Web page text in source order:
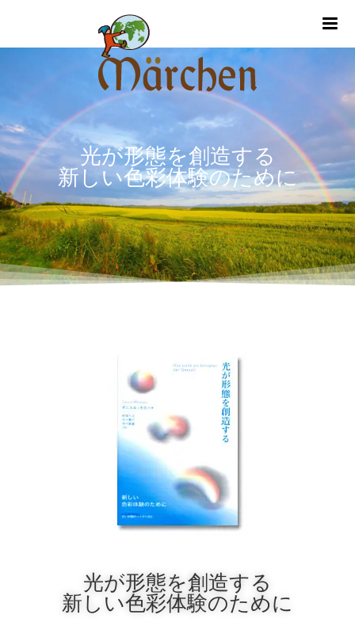
光が形態を創造する
新しい色彩体験のために
光が形態を創造する
新しい色彩体験のために